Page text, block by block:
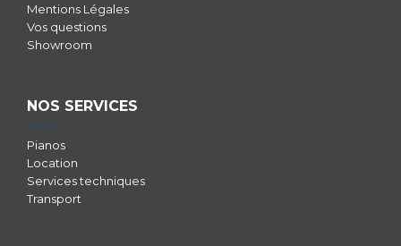
Mentions Légales
Vos questions
Showroom
NOS SERVICES
Pianos
Location
Services techniques
Transport